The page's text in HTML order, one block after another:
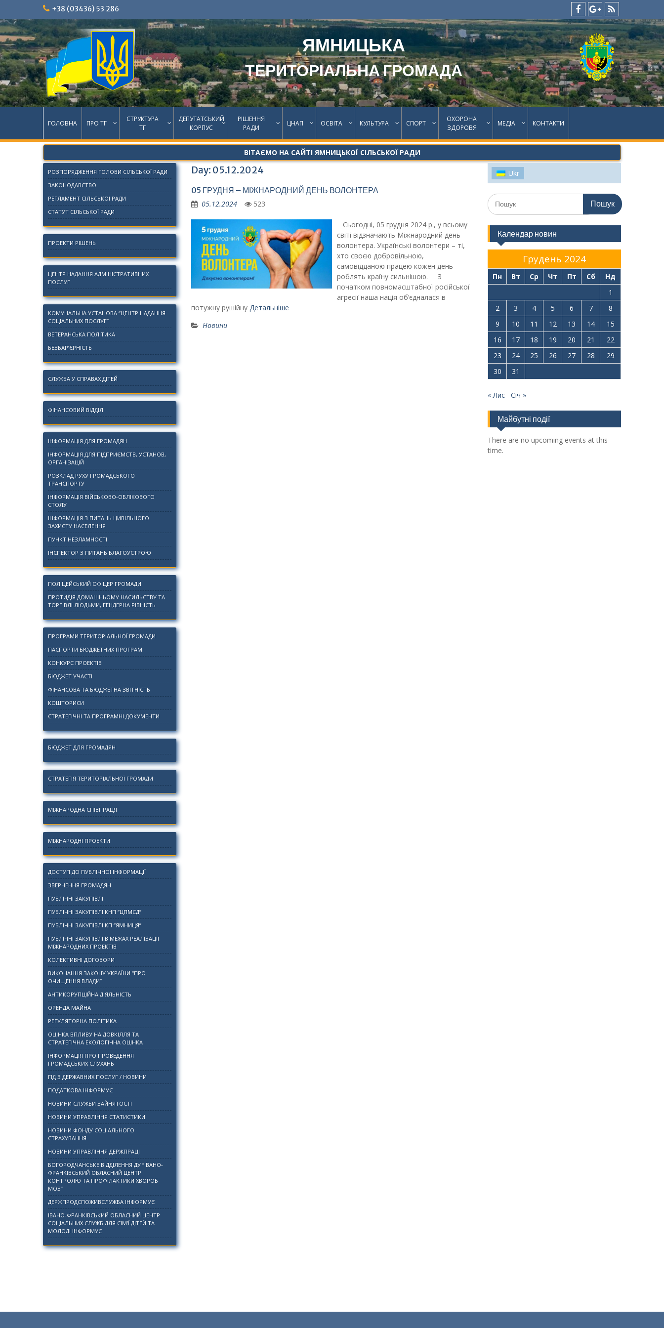
content
+38 (03436) 53 286
facebook
google
plus
feed
ЯМНИЦЬКА
ТЕРИТОРІАЛЬНА ГРОМАДА
ГОЛОВНА ПРО ТГ
СТРУКТУРА
ТГ
ДЕПУТАТСЬКИЙ
КОРПУС
РІШЕННЯ
РАДИ
ЦНАП ОСВІТА КУЛЬТУРА СПОРТ
ОХОРОНА
ЗДОРОВЯ
МЕДІА КОНТАКТИ
ВІТАЄМО НА САЙТІ ЯМНИЦЬКОЇ СІЛЬСЬКОЇ РАДИ
Day: 05.12.2024
05 ГРУДНЯ – МІЖНАРОДНИЙ ДЕНЬ ВОЛОНТЕРА
05.12.2024 523
Сьогодні, 05 грудня 2024 р., у всьому
світі відзначають Міжнародний день
волонтера. Українські волонтери – ті,
хто своєю добровільною,
самовідданою працею кожен день
роблять країну сильнішою. З
початком повномасштабної російської
агресії наша нація об’єдналася в
потужну рушійну Детальніше
Новини
РОЗПОРЯДЖЕННЯ ГОЛОВИ СІЛЬСЬКОЇ РАДИ
ЗАКОНОДАВСТВО
РЕГЛАМЕНТ СІЛЬСЬКОЇ РАДИ
СТАТУТ СІЛЬСЬКОЇ РАДИ
ПРОЕКТИ РІШЕНЬ
ЦЕНТР НАДАННЯ АДМІНІСТРАТИВНИХ
ПОСЛУГ
КОМУНАЛЬНА УСТАНОВА “ЦЕНТР НАДАННЯ
СОЦІАЛЬНИХ ПОСЛУГ”
ВЕТЕРАНСЬКА ПОЛІТИКА
БЕЗБАР’ЄРНІСТЬ
СЛУЖБА У СПРАВАХ ДІТЕЙ
ФІНАНСОВИЙ ВІДДІЛ
ІНФОРМАЦІЯ ДЛЯ ГРОМАДЯН
ІНФОРМАЦІЯ ДЛЯ ПІДПРИЄМСТВ, УСТАНОВ,
ОРГАНІЗАЦІЙ
РОЗКЛАД РУХУ ГРОМАДСЬКОГО
ТРАНСПОРТУ
ІНФОРМАЦІЯ ВІЙСЬКОВО-ОБЛІКОВОГО
СТОЛУ
ІНФОРМАЦІЯ З ПИТАНЬ ЦИВІЛЬНОГО
ЗАХИСТУ НАСЕЛЕННЯ
ПУНКТ НЕЗЛАМНОСТІ
ІНСПЕКТОР З ПИТАНЬ БЛАГОУСТРОЮ
ПОЛІЦЕЙСЬКИЙ ОФІЦЕР ГРОМАДИ
ПРОТИДІЯ ДОМАШНЬОМУ НАСИЛЬСТВУ ТА
ТОРГІВЛІ ЛЮДЬМИ, ГЕНДЕРНА РІВНІСТЬ
ПРОГРАМИ ТЕРИТОРІАЛЬНОЇ ГРОМАДИ
ПАСПОРТИ БЮДЖЕТНИХ ПРОГРАМ
КОНКУРС ПРОЕКТІВ
БЮДЖЕТ УЧАСТІ
ФІНАНСОВА ТА БЮДЖЕТНА ЗВІТНІСТЬ
КОШТОРИСИ
СТРАТЕГІЧНІ ТА ПРОГРАМНІ ДОКУМЕНТИ
БЮДЖЕТ ДЛЯ ГРОМАДЯН
СТРАТЕГІЯ ТЕРИТОРІАЛЬНОЇ ГРОМАДИ
МІЖНАРОДНА СПІВПРАЦЯ
МІЖНАРОДНІ ПРОЕКТИ
ДОСТУП ДО ПУБЛІЧНОЇ ІНФОРМАЦІЇ
ЗВЕРНЕННЯ ГРОМАДЯН
ПУБЛІЧНІ ЗАКУПІВЛІ
ПУБЛІЧНІ ЗАКУПІВЛІ КНП “ЦПМСД”
ПУБЛІЧНІ ЗАКУПІВЛІ КП “ЯМНИЦЯ”
ПУБЛІЧНІ ЗАКУПІВЛІ В МЕЖАХ РЕАЛІЗАЦІЇ
МІЖНАРОДНИХ ПРОЕКТІВ
КОЛЕКТИВНІ ДОГОВОРИ
ВИКОНАННЯ ЗАКОНУ УКРАЇНИ “ПРО
ОЧИЩЕННЯ ВЛАДИ”
АНТИКОРУПЦІЙНА ДІЯЛЬНІСТЬ
ОРЕНДА МАЙНА
РЕГУЛЯТОРНА ПОЛІТИКА
ОЦІНКА ВПЛИВУ НА ДОВКІЛЛЯ ТА
СТРАТЕГІЧНА ЕКОЛОГІЧНА ОЦІНКА
ІНФОРМАЦІЯ ПРО ПРОВЕДЕННЯ
ГРОМАДСЬКИХ СЛУХАНЬ
ГІД З ДЕРЖАВНИХ ПОСЛУГ / НОВИНИ
ПОДАТКОВА ІНФОРМУЄ
НОВИНИ СЛУЖБИ ЗАЙНЯТОСТІ
НОВИНИ УПРАВЛІННЯ СТАТИСТИКИ
НОВИНИ ФОНДУ СОЦІАЛЬНОГО
СТРАХУВАННЯ
НОВИНИ УПРАВЛІННЯ ДЕРЖПРАЦІ
БОГОРОДЧАНСЬКЕ ВІДДІЛЕННЯ ДУ “ІВАНО-
ФРАНКІВСЬКИЙ ОБЛАСНИЙ ЦЕНТР
КОНТРОЛЮ ТА ПРОФІЛАКТИКИ ХВОРОБ
МОЗ”
ДЕРЖПРОДСПОЖИВСЛУЖБА ІНФОРМУЄ
ІВАНО-ФРАНКІВСЬКИЙ ОБЛАСНИЙ ЦЕНТР
СОЦІАЛЬНИХ СЛУЖБ ДЛЯ СІМ’Ї ДІТЕЙ ТА
МОЛОДІ ІНФОРМУЄ
Ukr
Шукати:
Календар новин
Грудень 2024
Пн Вт Ср Чт Пт Сб
Нд
1
2
3 4 5 6 7
8
9
10 11 12 13 14
15
16
17 18 19 20 21
22
23
24 25 26 27 28
29
30
31
« Лис Січ »
Майбутні події
There are no upcoming events at this
time.